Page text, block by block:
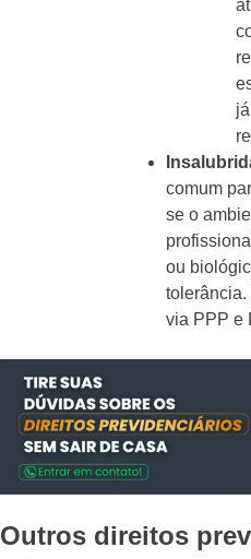
comum
se o
ou
tolerância.
via PPP e
Outros direitos